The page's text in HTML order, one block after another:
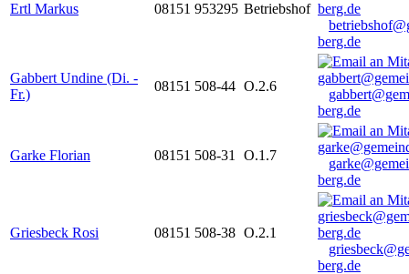
Ertl Markus 08151 953295 Betriebshof
berg.de
Gabbert Undine (Di. -
Fr.)
08151 508-44 O.2.6
berg.de
Garke Florian 08151 508-31 O.1.7
berg.de
Griesbeck Rosi 08151 508-38 O.2.1
berg.de